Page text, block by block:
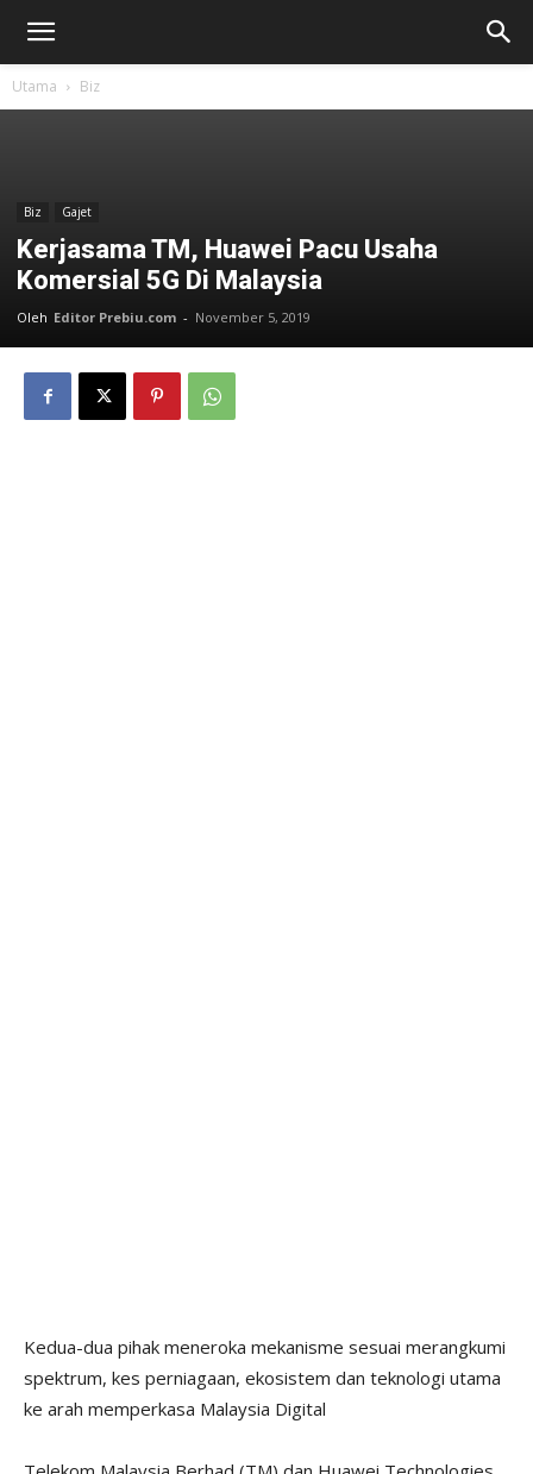
Utama Biz
Biz Gajet
Kerjasama TM, Huawei Pacu Usaha
Komersial 5G Di Malaysia
Oleh Editor Prebiu.com - November 5, 2019
Kedua-dua pihak meneroka mekanisme sesuai merangkumi
spektrum, kes perniagaan, ekosistem dan teknologi utama
ke arah memperkasa Malaysia Digital